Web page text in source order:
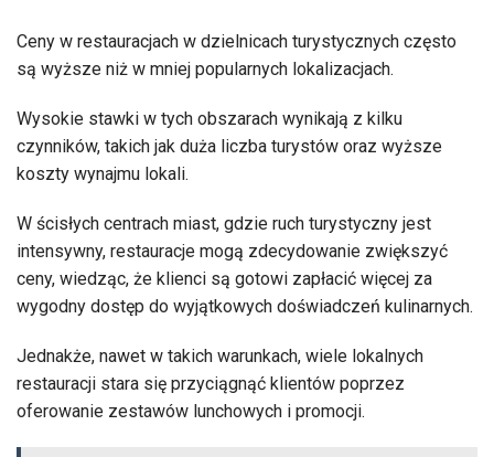
Ceny w restauracjach w dzielnicach turystycznych często
są wyższe niż w mniej popularnych lokalizacjach.
Wysokie stawki w tych obszarach wynikają z kilku
czynników, takich jak duża liczba turystów oraz wyższe
koszty wynajmu lokali.
W ścisłych centrach miast, gdzie ruch turystyczny jest
intensywny, restauracje mogą zdecydowanie zwiększyć
ceny, wiedząc, że klienci są gotowi zapłacić więcej za
wygodny dostęp do wyjątkowych doświadczeń kulinarnych.
Jednakże, nawet w takich warunkach, wiele lokalnych
restauracji stara się przyciągnąć klientów poprzez
oferowanie zestawów lunchowych i promocji.